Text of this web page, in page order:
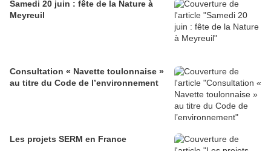
Samedi 20 juin : fête de la Nature à
Meyreuil
Consultation « Navette toulonnaise »
au titre du Code de l’environnement
Les projets SERM en France